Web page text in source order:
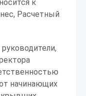
к
Расчетный
начинающих